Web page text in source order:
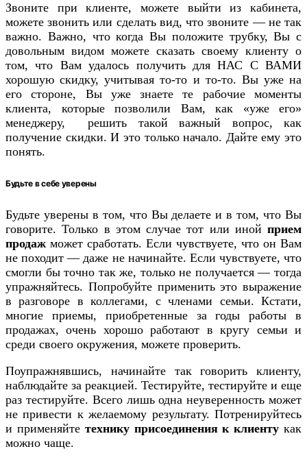
Звоните при клиенте, можете выйти из кабинета,
можете звонить или сделать вид, что звоните — не так
важно. Важно, что когда Вы положите трубку, Вы с
довольным видом можете сказать своему клиенту о
том, что Вам удалось получить для НАС С ВАМИ
хорошую скидку, учитывая то-то и то-то. Вы уже на
его стороне, Вы уже знаете те рабочие моменты
клиента, которые позволили Вам, как «уже его»
менеджеру, решить такой важный вопрос, как
получение скидки. И это только начало. Дайте ему это
понять.
Будьте в себе уверены
Будьте уверены в том, что Вы делаете и в том, что Вы
говорите. Только в этом случае тот или иной прием
продаж может сработать. Если чувствуете, что он Вам
не походит — даже не начинайте. Если чувствуете, что
смогли бы точно так же, только не получается — тогда
упражняйтесь. Попробуйте применить это выражение
в разговоре в коллегами, с членами семьи. Кстати,
многие приемы, приобретенные за годы работы в
продажах, очень хорошо работают в кругу семьи и
среди своего окружения, можете проверить.
Поупражнявшись, начинайте так говорить клиенту,
наблюдайте за реакцией. Тестируйте, тестируйте и еще
раз тестируйте. Всего лишь одна неуверенность может
не привести к желаемому результату. Потренируйтесь
и применяйте технику присоединения к клиенту как
можно чаще.